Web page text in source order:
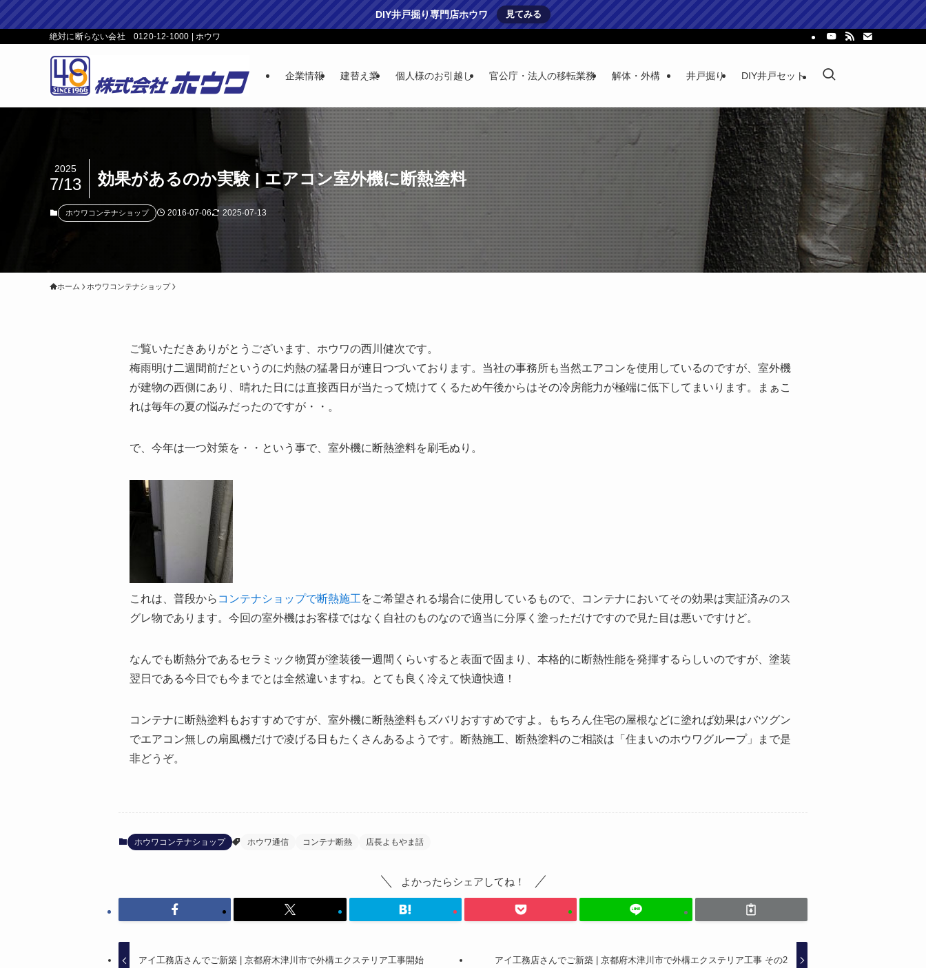
DIY井戸掘り専門店ホウワ 見てみる
絶対に断らない会社 0120-12-1000 | ホウワ
企業情報 建替え業 個人様のお引越し 官公庁・法人の移転業務 解体・外構 井戸掘り DIY井戸セット
効果があるのか実験 | エアコン室外機に断熱塗料
2025
7/13
ホウワコンテナショップ 2016-07-06 2025-07-13
ホーム ホウワコンテナショップ
ご覧いただきありがとうございます、ホウワの西川健次です。
梅雨明け二週間前だというのに灼熱の猛暑日が連日つづいております。当社の事務所も当然エアコンを使用しているのですが、室外機
が建物の西側にあり、晴れた日には直接西日が当たって焼けてくるため午後からはその冷房能力が極端に低下してまいります。まぁこ
れは毎年の夏の悩みだったのですが・・。
で、今年は一つ対策を・・という事で、室外機に断熱塗料を刷毛ぬり。
これは、普段から コンテナショップで断熱施工をご希望される場合に使用しているもので、コンテナにおいてその効果は実証済みのス
グレ物であります。今回の室外機はお客様ではなく自社のものなので適当に分厚く塗っただけですので見た目は悪いですけど。
なんでも断熱分であるセラミック物質が塗装後一週間くらいすると表面で固まり、本格的に断熱性能を発揮するらしいのですが、塗装
翌日である今日でも今までとは全然違いますね。とても良く冷えて快適快適！
コンテナに断熱塗料もおすすめですが、室外機に断熱塗料もズバリおすすめですよ。もちろん住宅の屋根などに塗れば効果はバツグン
でエアコン無しの扇風機だけで凌げる日もたくさんあるようです。断熱施工、断熱塗料のご相談は「住まいのホウワグループ」まで是
非どうぞ。
ホウワコンテナショップ ホウワ通信 コンテナ断熱 店長よもやま話
よかったらシェアしてね！
アイ工務店さんでご新築 | 京都府木津川市で外構エクステリア工事開始 アイ工務店さんでご新築 | 京都府木津川市で外構エクステリア工事 その2